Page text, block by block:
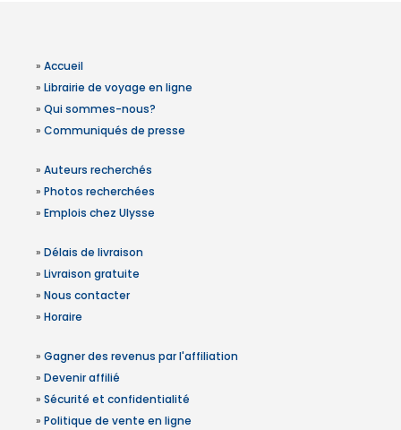
» Accueil
» Librairie de voyage en ligne
» Qui sommes-nous?
» Communiqués de presse
» Auteurs recherchés
» Photos recherchées
» Emplois chez Ulysse
» Délais de livraison
» Livraison gratuite
» Nous contacter
» Horaire
» Gagner des revenus par l'affiliation
» Devenir affilié
» Sécurité et confidentialité
» Politique de vente en ligne